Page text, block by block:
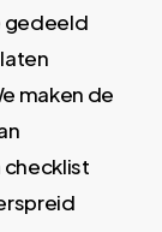
gedeeld
maken de